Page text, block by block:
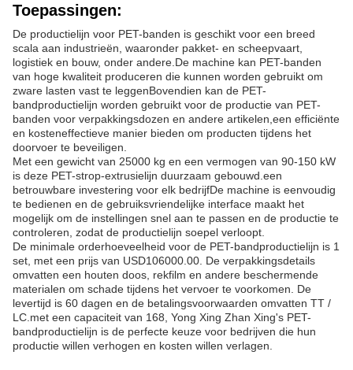
Toepassingen:
De productielijn voor PET-banden is geschikt voor een breed
scala aan industrieën, waaronder pakket- en scheepvaart,
logistiek en bouw, onder andere.De machine kan PET-banden
van hoge kwaliteit produceren die kunnen worden gebruikt om
zware lasten vast te leggenBovendien kan de PET-
bandproductielijn worden gebruikt voor de productie van PET-
banden voor verpakkingsdozen en andere artikelen,een efficiënte
en kosteneffectieve manier bieden om producten tijdens het
doorvoer te beveiligen.
Met een gewicht van 25000 kg en een vermogen van 90-150 kW
is deze PET-strop-extrusielijn duurzaam gebouwd.een
betrouwbare investering voor elk bedrijfDe machine is eenvoudig
te bedienen en de gebruiksvriendelijke interface maakt het
mogelijk om de instellingen snel aan te passen en de productie te
controleren, zodat de productielijn soepel verloopt.
De minimale orderhoeveelheid voor de PET-bandproductielijn is 1
set, met een prijs van USD106000.00. De verpakkingsdetails
omvatten een houten doos, rekfilm en andere beschermende
materialen om schade tijdens het vervoer te voorkomen. De
levertijd is 60 dagen en de betalingsvoorwaarden omvatten TT /
LC.met een capaciteit van 168, Yong Xing Zhan Xing's PET-
bandproductielijn is de perfecte keuze voor bedrijven die hun
productie willen verhogen en kosten willen verlagen.